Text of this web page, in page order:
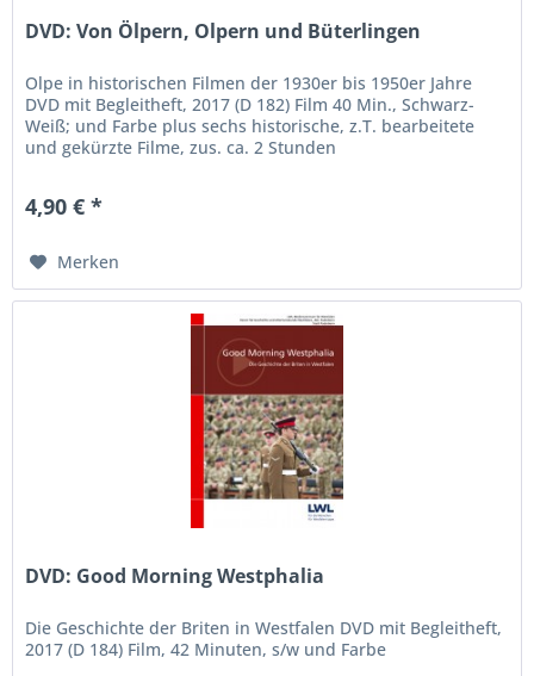
DVD: Von Ölpern, Olpern und Büterlingen
Olpe in historischen Filmen der 1930er bis 1950er Jahre
DVD mit Begleitheft, 2017 (D 182) Film 40 Min., Schwarz-
Weiß; und Farbe plus sechs historische, z.T. bearbeitete
und gekürzte Filme, zus. ca. 2 Stunden
4,90 € *
Merken
DVD: Good Morning Westphalia
Die Geschichte der Briten in Westfalen DVD mit Begleitheft,
2017 (D 184) Film, 42 Minuten, s/w und Farbe